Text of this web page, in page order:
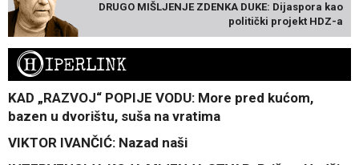
DRUGO MIŠLJENJE ZDENKA DUKE: Dijaspora kao
politički projekt HDZ-a
HIPERLINK
KAD „RAZVOJ“ POPIJE VODU: More pred kućom,
bazen u dvorištu, suša na vratima
VIKTOR IVANČIĆ: Nazad naši